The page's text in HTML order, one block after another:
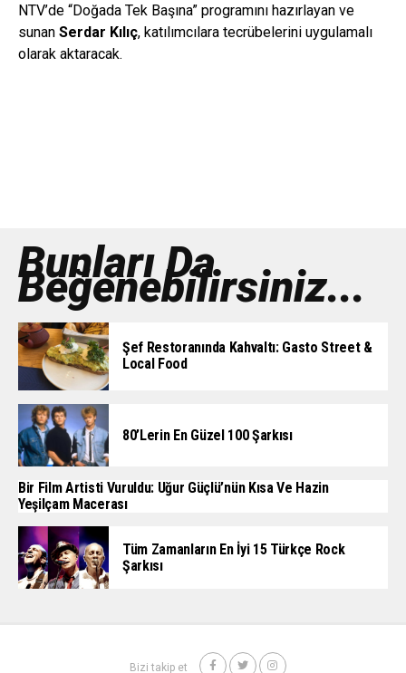
NTV’de “Doğada Tek Başına” programını hazırlayan ve
sunan Serdar Kılıç, katılımcılara tecrübelerini uygulamalı
olarak aktaracak.
Bunları Da
Beğenebilirsiniz...
Şef Restoranında Kahvaltı: Gasto Street &
Local Food
80’lerin En Güzel 100 Şarkısı
Bir Film Artisti Vuruldu: Uğur Güçlü’nün Kısa Ve Hazin
Yeşilçam Macerası
Tüm Zamanların En İyi 15 Türkçe Rock
Şarkısı
Bizi takip et